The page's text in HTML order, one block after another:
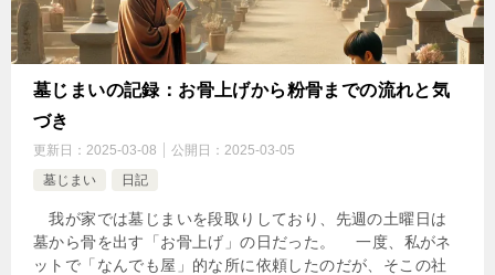
墓じまいの記録：お骨上げから粉骨までの流れと気
づき
更新日： 2025-03-08 公開日： 2025-03-05
墓じまい
日記
我が家では墓じまいを段取りしており、先週の土曜日は
墓から骨を出す「お骨上げ」の日だった。 一度、私がネ
ットで「なんでも屋」的な所に依頼したのだが、そこの社